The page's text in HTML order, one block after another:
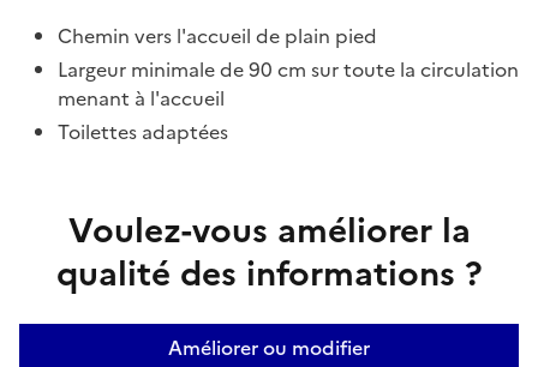
Chemin vers l'accueil de plain pied
Largeur minimale de 90 cm sur toute la circulation
menant à l'accueil
Toilettes adaptées
Voulez-vous améliorer la
qualité des informations ?
Améliorer ou modifier